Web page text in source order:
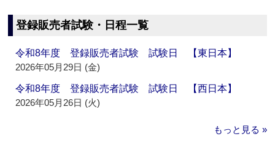
登録販売者試験・日程一覧
令和8年度 登録販売者試験 試験日 【東日本】
2026年05月29日 (金)
令和8年度 登録販売者試験 試験日 【西日本】
2026年05月26日 (火)
もっと見る »